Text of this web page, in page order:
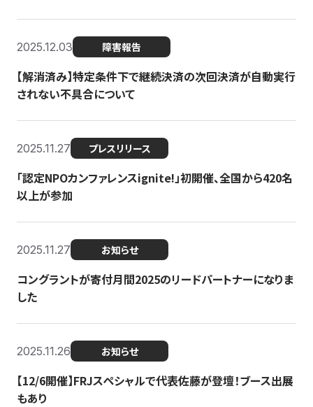
2025.12.03 障害報告
【解消済み】特定条件下で継続決済の次回決済が自動実行
されない不具合について
2025.11.27 プレスリリース
「認定NPOカンファレンスignite!」初開催、全国から420名
以上が参加
2025.11.27 お知らせ
コングラントが寄付月間2025のリードパートナーになりま
した
2025.11.26 お知らせ
【12/6開催】FRJスペシャルで代表佐藤が登壇！ブース出展
もあり